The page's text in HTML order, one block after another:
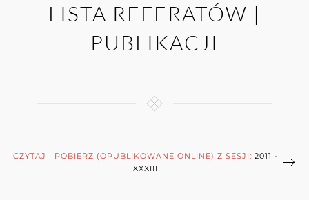
LISTA REFERATÓW |
PUBLIKACJI
CZYTAJ | POBIERZ (OPUBLIKOWANE ONLINE) Z SESJI: 2011 -
XXXIII